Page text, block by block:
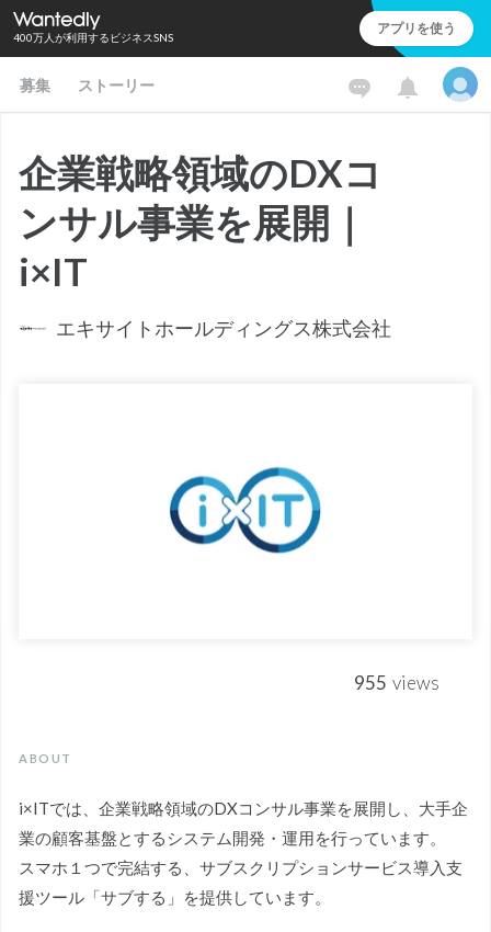
400万人が利用するビジネスSNS アプリを使う
募集 ストーリー
企業戦略領域のDXコ
ンサル事業を展開｜
i×IT
エキサイトホールディングス株式会社
955 views
ABOUT
i×ITでは、企業戦略領域のDXコンサル事業を展開し、大手企
業の顧客基盤とするシステム開発・運用を行っています。
スマホ１つで完結する、サブスクリプションサービス導入支
援ツール「サブする」を提供しています。